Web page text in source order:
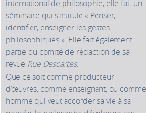
international de philosophie, elle fait un
séminaire qui s’intitule « Penser,
identifier, enseigner les gestes
philosophiques ». Elle fait également
partie du comité de rédaction de sa
revue Rue Descartes.
Que ce soit comme producteur
d’œuvres, comme enseignant, ou comme
homme qui veut accorder sa vie à sa